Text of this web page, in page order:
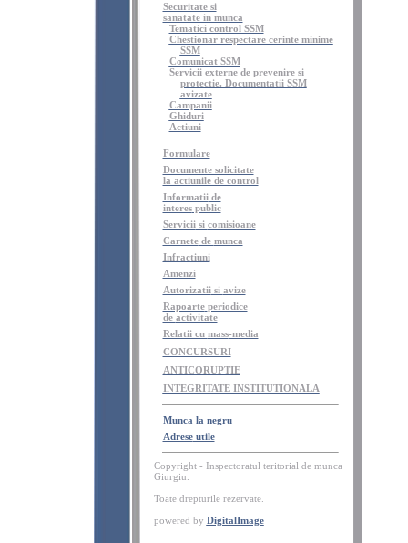
Securitate si
sanatate in munca
Tematici control SSM
Chestionar respectare cerinte minime
SSM
Comunicat SSM
Servicii externe de prevenire si
protectie. Documentatii SSM
avizate
Campanii
Ghiduri
Actiuni
Formulare
Documente solicitate
la actiunile de control
Informatiide
interespublic
Serviciisi comisioane
Carnetede munca
Infractiuni
Amenzi
Autorizatiisi avize
Rapoarte periodice
de activitate
Relatii cu mass-media
CONCURSURI
ANTICORUPTIE
INTEGRITATE INSTITUTIONALA
Munca la negru
Adreseutile
Copyright - Inspectoratul teritorial de munca
Giurgiu.
Toate drepturile rezervate.
powered by DigitalImage